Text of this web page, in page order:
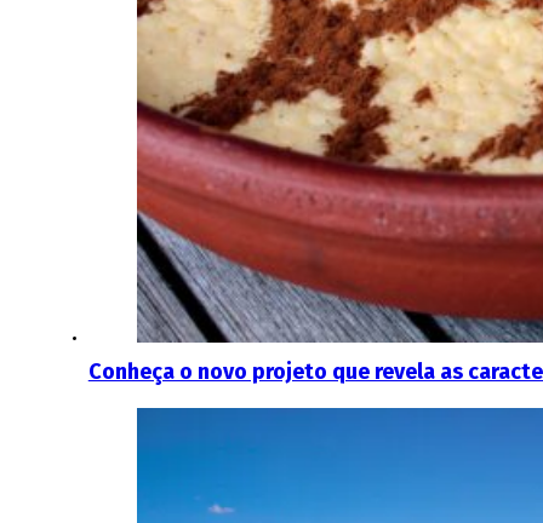
Conheça o novo projeto que revela as